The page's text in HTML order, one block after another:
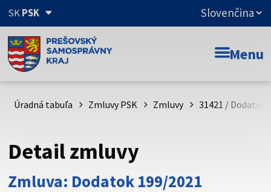
SKPSK
Doména psk.sk je oficiálna
Toto je oficiálna webová stránka Prešovského
psk.sk.
Buďte pozorní a vždy sa uistite, že zdieľate informácie iba
cez zabezpečenú webovú stránku. Zabezpečená stránka
vždy začína https:// pred názvom domény webového sídla.
Menu
Úradná tabuľa Zmluvy PSK Zmluvy 31421 / Dodatok
Detail zmluvy
Zmluva: Dodatok 199/2021